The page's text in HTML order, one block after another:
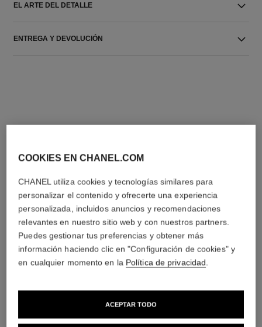
EL ARTE DEL DETALLE
ENTREGA Y DEVOLUCIÓN
COOKIES EN CHANEL.COM
CHANEL utiliza cookies y tecnologías similares para
personalizar el contenido y ofrecerte una experiencia
personalizada, incluidos anuncios y recomendaciones
relevantes en nuestro sitio web y con nuestros partners.
Puedes gestionar tus preferencias y obtener más
información haciendo clic en "Configuración de cookies" y
en cualquier momento en la Política de privacidad
ACEPTAR TODO